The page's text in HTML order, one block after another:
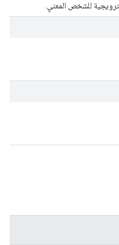
للشخص المعني.